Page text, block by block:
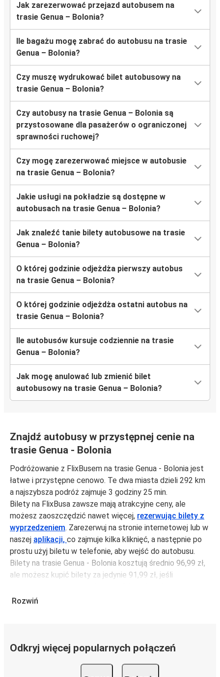
Jak zarezerwować przejazd autobusem na
trasie Genua – Bolonia?
Ile bagażu mogę zabrać do autobusu na trasie
Genua – Bolonia?
Czy muszę wydrukować bilet autobusowy na
trasie Genua – Bolonia?
Czy autobusy na trasie Genua – Bolonia są
przystosowane dla pasażerów o ograniczonej
sprawności ruchowej?
Czy mogę zarezerwować miejsce w autobusie
na trasie Genua – Bolonia?
Jakie usługi na pokładzie są dostępne w
autobusach na trasie Genua – Bolonia?
Jak znaleźć tanie bilety autobusowe na trasie
Genua – Bolonia?
O której godzinie odjeżdża pierwszy autobus
na trasie Genua – Bolonia?
O której godzinie odjeżdża ostatni autobus na
trasie Genua – Bolonia?
Ile autobusów kursuje codziennie na trasie
Genua – Bolonia?
Jak mogę anulować lub zmienić bilet
autobusowy na trasie Genua – Bolonia?
Znajdź autobusy w przystępnej cenie na
trasie Genua - Bolonia
Podróżowanie z FlixBusem na trasie Genua - Bolonia jest
łatwe i przystępne cenowo. Te dwa miasta dzieli 292 km
a najszybsza podróż zajmuje 3 godziny 25 min.
Bilety na FlixBusa zawsze mają atrakcyjne ceny, ale
możesz zaoszczędzić nawet więcej, rezerwując bilety z
wyprzedzeniem. Zarezerwuj na stronie internetowej lub w
naszej aplikacji, co zajmuje kilka kliknięć, a następnie po
prostu użyj biletu w telefonie, aby wejść do autobusu.
Bilety na trasie Genua - Bolonia kosztują średnio 96,99 zł,
ale możesz kupić bilety za jedynie 91,99 zł, jeśli
unikając weekendów i świąt. Aby podróżować szybko,
Rozwiń
Odkryj więcej popularnych połączeń